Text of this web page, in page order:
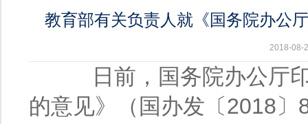
教育部有关负责人就《国务院办公
2018-08-
日前，国务院办公厅印
的意见》（国办发〔2018